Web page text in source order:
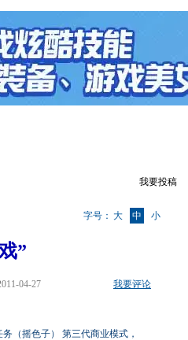
我要投稿
字号： 大 中 小
”
04-27 我要评论
（摇色子） 第三代商业模式，